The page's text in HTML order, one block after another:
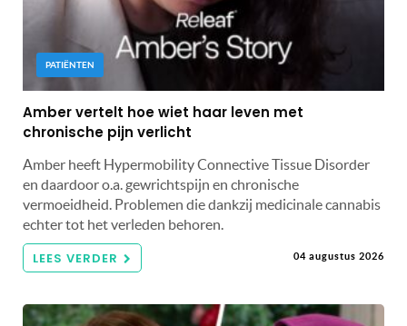
PATIËNTEN
Amber vertelt hoe wiet haar leven met
chronische pijn verlicht
Amber heeft Hypermobility Connective Tissue Disorder
en daardoor o.a. gewrichtspijn en chronische
vermoeidheid. Problemen die dankzij medicinale cannabis
echter tot het verleden behoren.
LEES VERDER 04 augustus 2026